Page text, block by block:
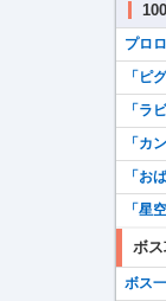
プロ
「ピ
「ラ
「カ
「お
「星
ボ
ボス